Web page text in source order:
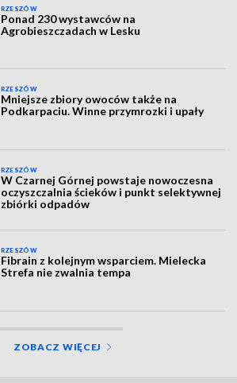
RZESZÓW
Ponad 230 wystawców na
Agrobieszczadach w Lesku
RZESZÓW
Mniejsze zbiory owoców także na
Podkarpaciu. Winne przymrozki i upały
RZESZÓW
W Czarnej Górnej powstaje nowoczesna
oczyszczalnia ścieków i punkt selektywnej
zbiórki odpadów
RZESZÓW
Fibrain z kolejnym wsparciem. Mielecka
Strefa nie zwalnia tempa
ZOBACZ WIĘCEJ